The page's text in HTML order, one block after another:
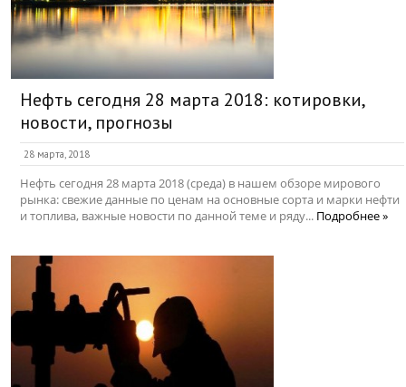
Нефть сегодня 28 марта 2018: котировки,
новости, прогнозы
28 марта, 2018
Нефть сегодня 28 марта 2018 (среда) в нашем обзоре мирового
рынка: свежие данные по ценам на основные сорта и марки нефти
и топлива, важные новости по данной теме и ряду... Подробнее »